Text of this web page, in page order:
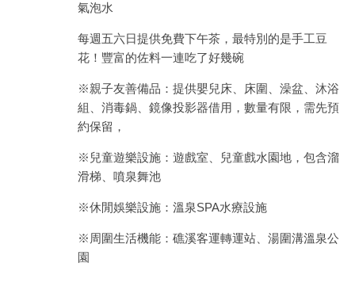
氣泡水
每週五六日提供免費下午茶，最特別的是手工豆
花！豐富的佐料一連吃了好幾碗
※親子友善備品：提供嬰兒床、床圍、澡盆、沐浴
組、消毒鍋、鏡像投影器借用，數量有限，需先預
約保留，
※兒童遊樂設施：遊戲室、兒童戲水園地，包含溜
滑梯、噴泉舞池
※休閒娛樂設施：溫泉SPA水療設施
※周圍生活機能：礁溪客運轉運站、湯圍溝溫泉公
園